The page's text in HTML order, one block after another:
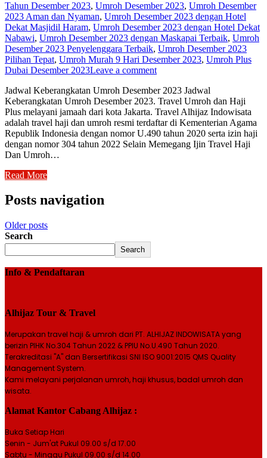
Tahun Desember 2023, Umroh Desember 2023, Umroh Desember
2023 Aman dan Nyaman, Umroh Desember 2023 dengan Hotel
Dekat Masjidil Haram, Umroh Desember 2023 dengan Hotel Dekat
Nabawi, Umroh Desember 2023 dengan Maskapai Terbaik, Umroh
Desember 2023 Penyelenggara Terbaik, Umroh Desember 2023
Pilihan Tepat, Umroh Murah 9 Hari Desember 2023, Umroh Plus
Dubai Desember 2023Leave a comment
Jadwal Keberangkatan Umroh Desember 2023 Jadwal
Keberangkatan Umroh Desember 2023. Travel Umroh dan Haji
Plus melayani jamaah dari kota Jakarta. Travel Alhijaz Indowisata
adalah travel haji dan umroh resmi terdaftar di Kementerian Agama
Republik Indonesia dengan nomor U.490 tahun 2020 serta izin haji
dengan nomor 304 tahun 2022 Selain Memegang Ijin Travel Haji
Dan Umroh…
Read More
Posts navigation
Older posts
Search
Search
Info & Pendaftaran
Alhijaz Tour & Travel
Merupakan travel haji & umroh dari PT. ALHIJAZ INDOWISATA yang
berizin PIHK No.304 Tahun 2022 & PPIU No.U.490 Tahun 2020.
Terakreditasi "A" dan Bersertifikasi SNI ISO 9001:2015 QMS Quality
Management System.
Kami melayani perjalanan umroh, haji khusus, badal umroh dan
wisata.
Alamat Kantor Cabang Alhijaz :
Buka Setiap Hari
Senin - Jum'at Pukul 09.00 s/d 17.00
Sabtu - Minggu Pukul 09.00 s/d 14.00